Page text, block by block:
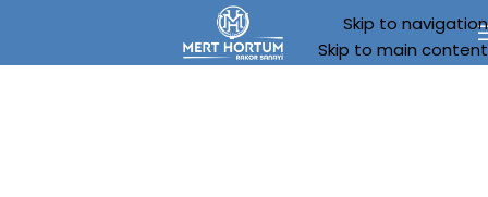
Skip to navigation
Skip to main content